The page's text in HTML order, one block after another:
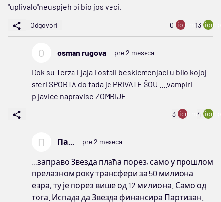
"uplivalo"neuspjeh bi bio jos veci.
Odgovori 0 ion:minus
13
O osman rugova pre 2 meseca
Dok su Terza Ljaja i ostali beskicmenjaci u bilo kojoj
sferi SPORTA do tada je PRIVATE ŠOU ....vampiri
pijavice napravise ZOMBIJE
3 ion:minus
4
П Па... pre 2 meseca
...заправо Звезда плаћа порез, само у прошлом
прелазном року трансфери за 50 милиона
евра, ту је порез више од 12 милиона. Само од
тога. Испада да Звезда финансира Партизан.